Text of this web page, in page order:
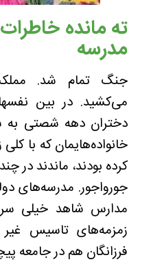
ته مانده
مدرسه
جنگ تمام شد.
می‌کشید. در بین
دختران دهه شصتی به
خانواده‌هایمان که با
کرده بودند، ماندند در
جورواجور. مدرسه‌های
مدارس شاهد خیلی سر
زمزمه‌های تاسیس غیر
فرزانگان هم در جامعه